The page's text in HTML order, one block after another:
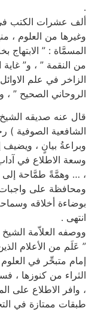
.
ألف عشرات الكتب في
وغيرها من العلوم ،
المسمَّاة : ” الابتهاج
من النقمة ” ، و”
الزاخر في علم
الروحاني الصحيح ” ،
قال عنه صديقه
الشافعية الصوفية )
وبراعةُ بيانٍ ، ويضيف
وسعة الاطلاع في
، … وهمَّةً طمَّاحة إلى
ومحافظة على واجبات
بوضاءة أخلاقه
انتهى .
ووصفه العلاّمة
” عَلَم من الأعلام
إمام متبحِّر في
الثراء من كنوزها ،
، وافر الاطلاع على
طبقات ممتازة في